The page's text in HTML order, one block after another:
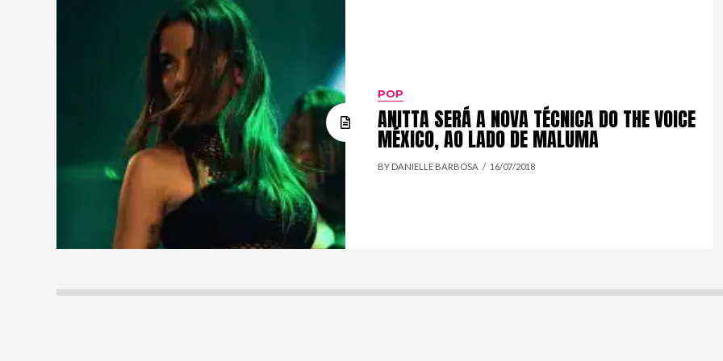
POP
ANITTA SERÁ A NOVA TÉCNICA DO THE VOICE
MÉXICO, AO LADO DE MALUMA
BY DANIELLE BARBOSA 16/07/2018